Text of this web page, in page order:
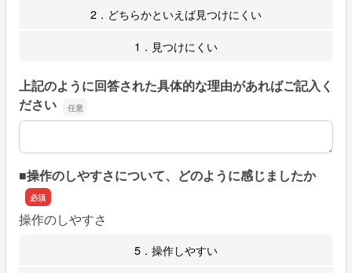
2．どちらかといえば見つけにくい
1．見つけにくい
上記のように回答された具体的な理由があればご記入く
ださい
上記のように回答された具体的な理由があればご記入くだ
■操作のしやすさについて、どのように感じましたか
操作のしやすさ
5．操作しやすい